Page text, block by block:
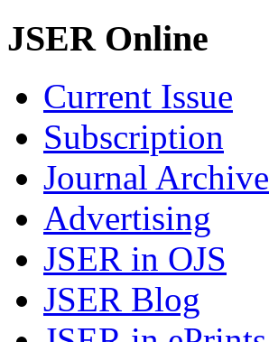
JSER Online
Current Issue
Subscription
Journal Archive
Advertising
JSER in OJS
JSER Blog